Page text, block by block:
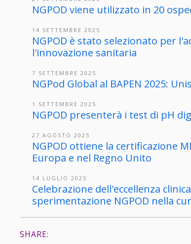
NGPOD viene utilizzato in 20
14 SETTEMBRE 2025
NGPOD è stato selezionato per
l'innovazione sanitaria
7 SETTEMBRE 2025
NGPod Global al BAPEN 2025:
1 SETTEMBRE 2025
NGPOD presenterà i test di pH
27 AGOSTO 2025
NGPOD ottiene la certificazione
Europa e nel Regno Unito
14 LUGLIO 2025
Celebrazione dell'eccellenza
sperimentazione NGPOD nella
SHARE: